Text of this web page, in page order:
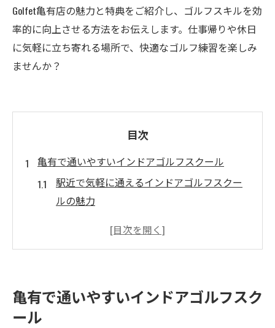
Golfet亀有店の魅力と特典をご紹介し、ゴルフスキルを効
率的に向上させる方法をお伝えします。仕事帰りや休日
に気軽に立ち寄れる場所で、快適なゴルフ練習を楽しみ
ませんか？
目次
亀有で通いやすいインドアゴルフスクール
駅近で気軽に通えるインドアゴルフスクー
ルの魅力
手ぶらで通えるインドアゴルフスクール
理由
亀有で通いやすいインドアゴルフスク
ール